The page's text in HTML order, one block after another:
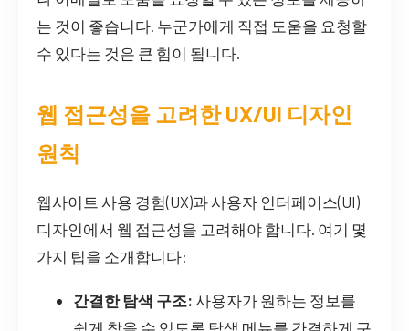
는 것이 좋습니다. 누군가에게 직접 도움을 요청할
수 있다는 것은 큰 힘이 됩니다.
웹 접근성을 고려한 UX/UI 디자인
원칙
웹사이트 사용 경험(UX)과 사용자 인터페이스(UI)
디자인에서 웹 접근성을 고려해야 합니다. 여기 몇
가지 팁을 소개합니다:
간결한 탐색 구조: 사용자가 원하는 정보를